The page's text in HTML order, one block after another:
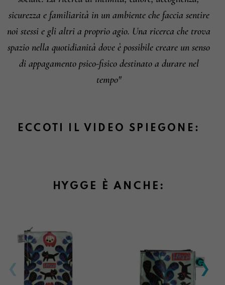
sicurezza e familiarità in un ambiente che faccia sentire
noi stessi e gli altri a proprio agio. Una ricerca che trova
spazio nella quotidianità dove è possibile creare un senso
di appagamento psico-fisico destinato a durare nel
tempo"
ECCOTI IL VIDEO SPIEGONE:
HYGGE È ANCHE: